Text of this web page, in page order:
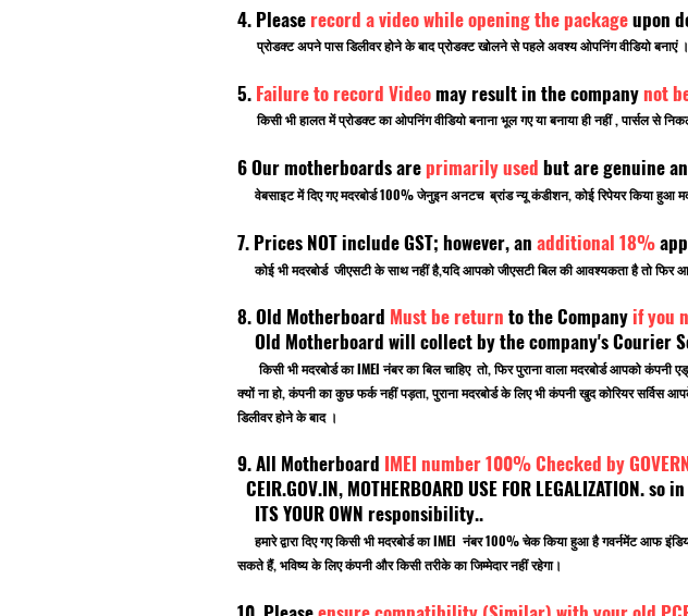
4. Please record a video while opening the packageupon
प्रोडक्ट अपने पास डिलीवर होने के बाद प्रोडक्ट खोलने से पहले अवश्य ओपनिंग वीडियो बनाएं ।
5. Failure to record Videomay result in the companynot
किसी भी हालत में प्रोडक्ट का ओपनिंग वीडियो बनाना भूल गए या बनाया ही नहीं , पार्सल से
6 Our motherboards areprimarily used but are genuine
वेबसाइट में दिए गए मदरबोर्ड 100% जेनुइन अनटच ब्रांड न्यू कंडीशन, कोई रिपेयर किया हुआ
7. Prices NOT include GST; however, an additional 18%
कोई भी मदरबोर्ड जीएसटी के साथ नहीं है,यदि आपको जीएसटी बिल की आवश्यकता है तो फिर
8. Old Motherboard Must be return to the Companyif you
Old Motherboard will collect by the company's Courier
किसी भी मदरबोर्ड का IMEI नंबर का बिल चाहिए तो, फिर पुराना वाला मदरबोर्ड आपको
क्यों ना हो, कंपनी का कुछ फर्क नहीं पड़ता, पुराना मदरबोर्ड के लिए भी कंपनी खुद
डिलीवर होने के बाद ।
9. All Motherboard IMEI number 100% Checked by
CEIR.GOV.IN, MOTHERBOARD USE FOR
ITS YOUR OWN responsibility..
हमारे द्वारा दिए गए किसी भी मदरबोर्ड का IMEI नंबर 100% चेक किया हुआ है गवर्नमेंट आफ
सकते हैं, भविष्य के लिए कंपनी और किसी तरीके का जिम्मेदार नहीं रहेगा।